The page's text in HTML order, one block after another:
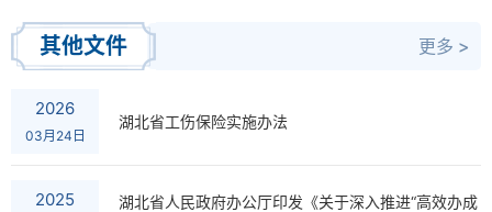
其他文件 更多 >
2026
03月24日
湖北省工伤保险实施办法
2025
湖北省人民政府办公厅印发《关于深入推进“高效办成